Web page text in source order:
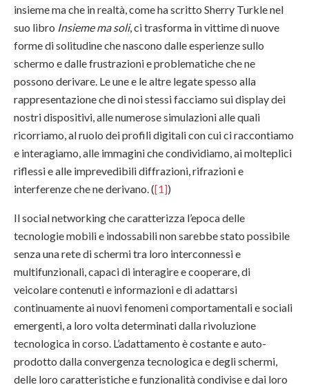
insieme ma che in realtà, come ha scritto Sherry Turkle nel
suo libro Insieme ma soli, ci trasforma in vittime di nuove
forme di solitudine che nascono dalle esperienze sullo
schermo e dalle frustrazioni e problematiche che ne
possono derivare. Le une e le altre legate spesso alla
rappresentazione che di noi stessi facciamo sui display dei
nostri dispositivi, alle numerose simulazioni alle quali
ricorriamo, al ruolo dei profili digitali con cui ci raccontiamo
e interagiamo, alle immagini che condividiamo, ai molteplici
riflessi e alle imprevedibili diffrazioni, rifrazioni e
interferenze che ne derivano. ([1])
Il social networking che caratterizza l’epoca delle
tecnologie mobili e indossabili non sarebbe stato possibile
senza una rete di schermi tra loro interconnessi e
multifunzionali, capaci di interagire e cooperare, di
veicolare contenuti e informazioni e di adattarsi
continuamente ai nuovi fenomeni comportamentali e sociali
emergenti, a loro volta determinati dalla rivoluzione
tecnologica in corso. L’adattamento è costante e auto-
prodotto dalla convergenza tecnologica e degli schermi,
delle loro caratteristiche e funzionalità condivise e dai loro